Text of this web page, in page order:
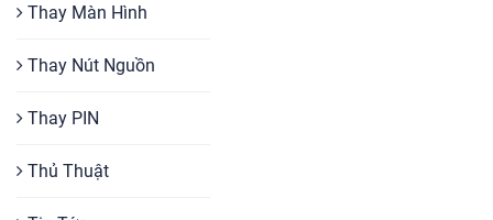
Thay Màn Hình
Thay Nút Nguồn
Thay PIN
Thủ Thuật